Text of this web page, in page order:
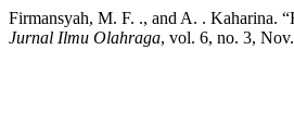
Firmansyah, M. F. ., and A. . Kaharina.
Jurnal Ilmu Olahraga, vol. 6, no. 3,